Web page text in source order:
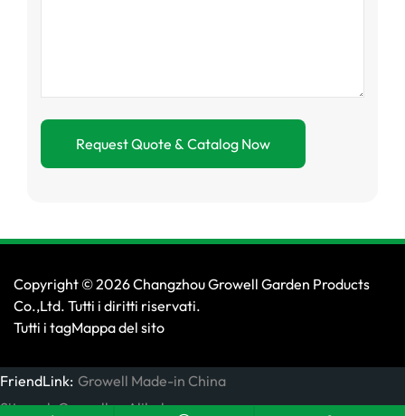
Copyright © 2026 Changzhou Growell Garden Products
Co.,Ltd. Tutti i diritti riservati.
Tutti i tagMappa del sito
FriendLink: Growell Made-in China
Sito web Growell su Alibaba